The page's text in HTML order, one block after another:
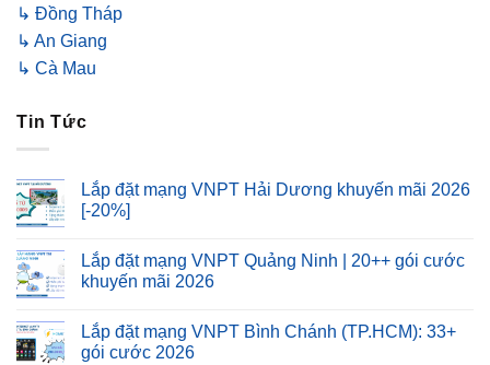
↳ Đồng Tháp
↳ An Giang
↳ Cà Mau
Tin Tức
Lắp đặt mạng VNPT Hải Dương khuyến mãi 2026
[-20%]
Lắp đặt mạng VNPT Quảng Ninh | 20++ gói cước
khuyến mãi 2026
Lắp đặt mạng VNPT Bình Chánh (TP.HCM): 33+
gói cước 2026